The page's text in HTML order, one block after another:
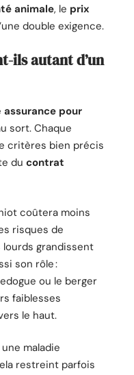
animale, le prix
double exigence.
ils autant d’un
assurance pour
sort. Chaque
critères bien précis
du contrat
coûtera moins
risques de
lourds grandissent
son rôle :
ou le berger
faiblesses
le haut.
maladie
restreint parfois